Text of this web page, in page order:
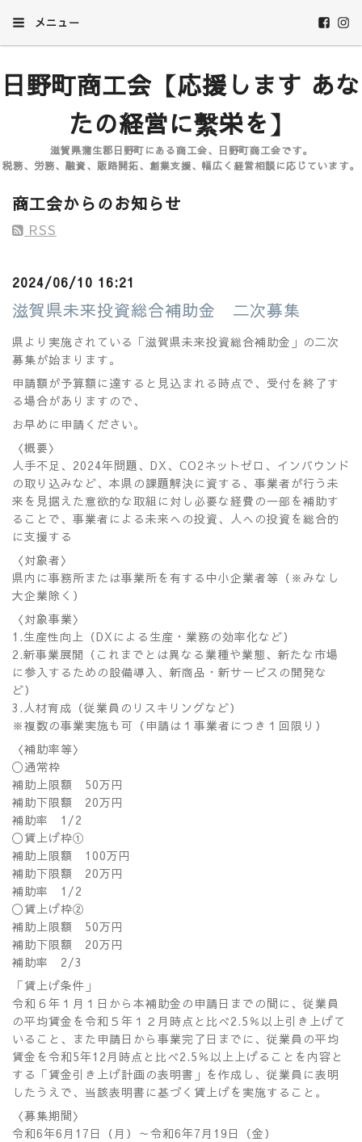
メニュー
日野町商工会【応援します あな
たの経営に繫栄を】
滋賀県蒲生郡日野町にある商工会、日野町商工会です。
税務、労務、融資、販路開拓、創業支援、幅広く経営相談に応じています。
商工会からのお知らせ
RSS
2024/06/10 16:21
滋賀県未来投資総合補助金 二次募集
県より実施されている「滋賀県未来投資総合補助金」の二次
募集が始まります。
申請額が予算額に達すると見込まれる時点で、受付を終了す
る場合がありますので、
お早めに申請ください。
〈概要〉
人手不足、 2024年問題、 DX 、 CO2ネットゼロ、インバウンド
の取り込みなど、本県の課題解決に資する、事業者が行う未
来を見据えた意欲的な取組に対し必要な経費の一部を補助す
ることで、事業者による未来への投資、人への投資を総合的
に支援する
〈対象者〉
県内に事務所または事業所を有する中小企業者等（ ※ みなし
大企業除く）
〈対象事業〉
1.生産性向上（DX による生産・業務の効率化など）
2.新事業展開（これまでとは異なる業種や業態、新たな市場
に参入するための設備導入、新商品・新サービスの開発な
ど）
3.人材育成（従業員のリスキリングなど）
※複数の事業実施も可（申請は１事業者につき１回限り）
〈補助率等〉
〇通常枠
補助上限額 50万円
補助下限額 20万円
補助率 1/2
〇賃上げ枠①
補助上限額 100万円
補助下限額 20万円
補助率 1/2
〇賃上げ枠②
補助上限額 50万円
補助下限額 20万円
補助率 2/3
「賃上げ条件」
令和６年１月１日から本補助金の申請日までの間に、従業員
の平均賃金を令和５年１２月時点と比べ2.5 ％以上引き上げて
いること、また申請日から事業完了日までに、従業員の平均
賃金を令和5年12月時点と比べ2.5 ％以上上げることを内容と
する「賃金引き上げ計画の表明書」を作成し、従業員に表明
したうえで、当該表明書に基づく賃上げを実施すること。
〈募集期間〉
令和6年6月17日（月）～令和6年7月19日（金）